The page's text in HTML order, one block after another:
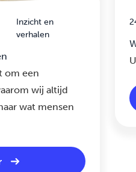
Inzicht en
verhalen
om een
wij altijd
wat mensen